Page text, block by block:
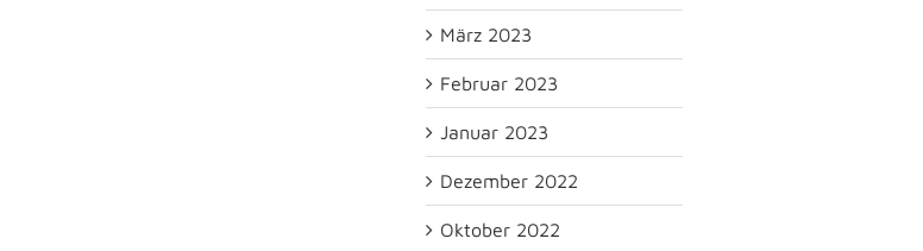
März 2023
Februar 2023
Januar 2023
Dezember 2022
Oktober 2022